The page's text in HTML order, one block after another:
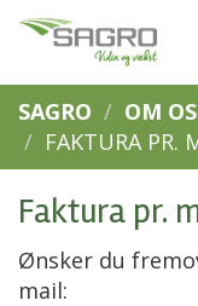
SAGRO OM OS
FAKTURA PR.
Faktura pr.
Ønsker du
mail: